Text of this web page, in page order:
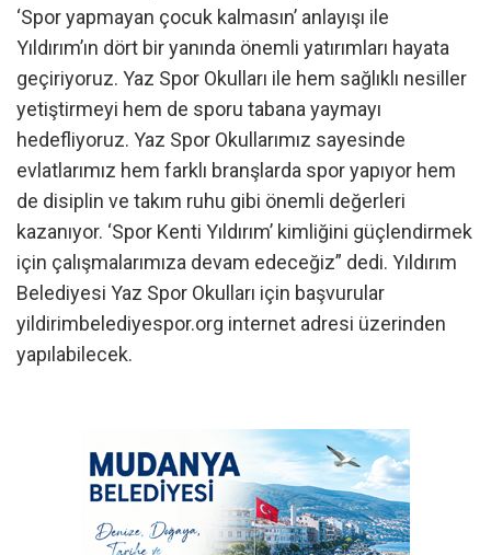
‘Spor yapmayan çocuk kalmasın’ anlayışı ile
Yıldırım’ın dört bir yanında önemli yatırımları hayata
geçiriyoruz. Yaz Spor Okulları ile hem sağlıklı nesiller
yetiştirmeyi hem de sporu tabana yaymayı
hedefliyoruz. Yaz Spor Okullarımız sayesinde
evlatlarımız hem farklı branşlarda spor yapıyor hem
de disiplin ve takım ruhu gibi önemli değerleri
kazanıyor. ‘Spor Kenti Yıldırım’ kimliğini güçlendirmek
için çalışmalarımıza devam edeceğiz” dedi. Yıldırım
Belediyesi Yaz Spor Okulları için başvurular
yildirimbelediyespor.org internet adresi üzerinden
yapılabilecek.